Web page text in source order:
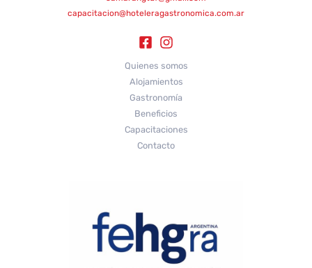
capacitacion@hoteleragastronomica.com.ar
Quienes somos
Alojamientos
Gastronomía
Beneficios
Capacitaciones
Contacto